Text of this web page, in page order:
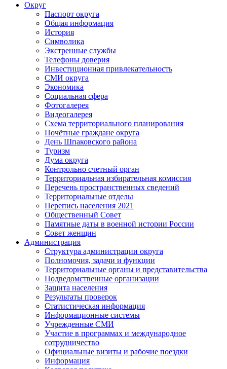
Округ
Паспорт округа
Общая информация
История
Символика
Экстренные службы
Телефоны доверия
Инвестиционная привлекательность
СМИ округа
Экономика
Социальная сфера
Фотогалерея
Видеогалерея
Схема территориального планирования
Почётные граждане округа
День Шпаковского района
Туризм
Дума округа
Контрольно счетный орган
Территориальная избирательная комиссия
Перечень пространственных сведений
Территориальные отделы
Перепись населения 2021
Общественный Совет
Памятные даты в военной истории России
Совет женщин
Администрация
Структура администрации округа
Полномочия, задачи и функции
Территориальные органы и представительства
Подведомственные организации
Защита населения
Результаты проверок
Статистическая информация
Информационные системы
Учрежденные СМИ
Участие в программах и международное
сотрудничество
Официальные визиты и рабочие поездки
Информация